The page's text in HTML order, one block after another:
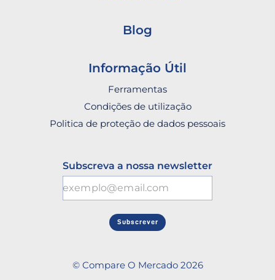
Blog
Informação Útil
Ferramentas
Condições de utilização
Politica de proteção de dados pessoais
Subscreva a nossa newsletter
Subscrever
© Compare O Mercado 2026